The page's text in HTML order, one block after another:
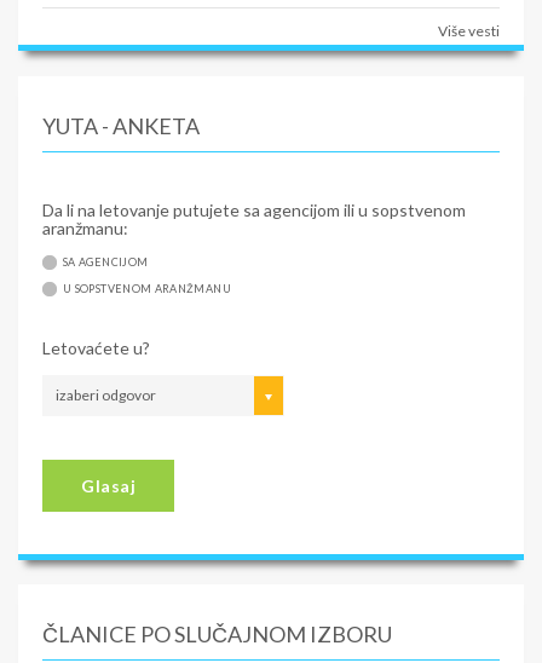
Više vesti
YUTA - ANKETA
Da li na letovanje putujete sa agencijom ili u sopstvenom
aranžmanu:
SA AGENCIJOM
U SOPSTVENOM ARANŽMANU
Letovaćete u?
izaberi odgovor
Glasaj
ČLANICE PO SLUČAJNOM IZBORU